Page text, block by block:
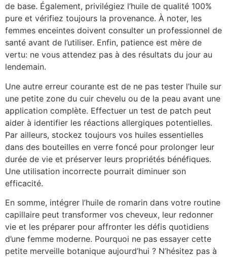
de base. Également, privilégiez l’huile de qualité 100%
pure et vérifiez toujours la provenance. À noter, les
femmes enceintes doivent consulter un professionnel de
santé avant de l’utiliser. Enfin, patience est mère de
vertu: ne vous attendez pas à des résultats du jour au
lendemain.
Une autre erreur courante est de ne pas tester l’huile sur
une petite zone du cuir chevelu ou de la peau avant une
application complète. Effectuer un test de patch peut
aider à identifier les réactions allergiques potentielles.
Par ailleurs, stockez toujours vos huiles essentielles
dans des bouteilles en verre foncé pour prolonger leur
durée de vie et préserver leurs propriétés bénéfiques.
Une utilisation incorrecte pourrait diminuer son
efficacité.
En somme, intégrer l’huile de romarin dans votre routine
capillaire peut transformer vos cheveux, leur redonner
vie et les préparer pour affronter les défis quotidiens
d’une femme moderne. Pourquoi ne pas essayer cette
petite merveille botanique aujourd’hui ? N’hésitez pas à